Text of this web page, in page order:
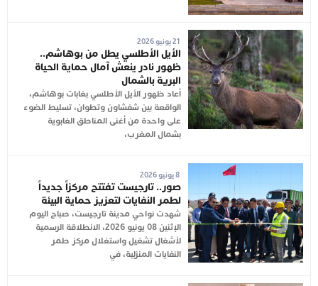
21 يونيو 2026
الأيل الأطلسي يطل من بوهاشم..
ظهور نادر ينعش آمال حماية الحياة
البرية بالشمال
أعاد ظهور الأيل الأطلسي بغابات بوهاشم،
الواقعة بين شفشاون وتطوان، تسليط الضوء
على واحدة من أغنى المناطق الغابوية
بشمال المغرب،
8 يونيو 2026
صور.. تارجيست تفتتح مركزاً جديداً
لطمر النفايات لتعزيز حماية البيئة
شهدت نواحي مدينة تارجيست، صباح اليوم
الإثنين 08 يونيو 2026، الانطلاقة الرسمية
لأشغال تشغيل واستغلال مركز طمر
النفايات المنزلية، في